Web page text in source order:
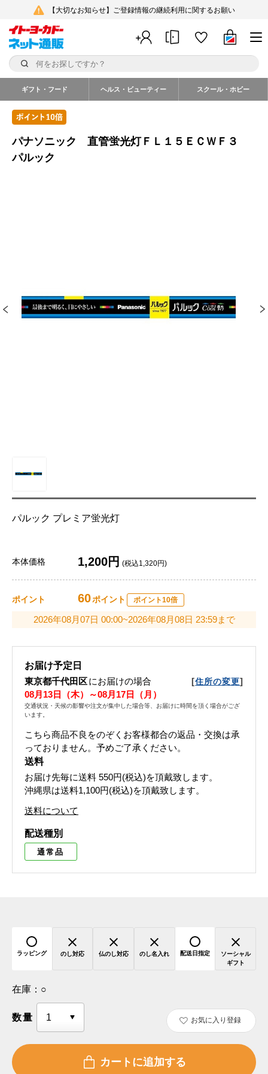
【大切なお知らせ】ご登録情報の継続利用に関するお願い
ギフト・フード ヘルス・ビューティー スクール・ホビー
パナソニック 直管蛍光灯ＦＬ１５ＥＣＷＦ３
パルック
パルック プレミア蛍光灯
本体価格 1,200円 (税込1,320円)
ポイント 60ポイント ポイント10倍
2026年08月07日 00:00~2026年08月08日 23:59まで
お届け予定日
東京都千代田区にお届けの場合 [住所の変更]
08月13日（木）～08月17日（月）
交通状況・天候の影響や注文が集中した場合等、お届けに時間を頂く場合がござ
います。
こちら商品不良をのぞくお客様都合の返品・交換は承
っておりません。予めご了承ください。
送料
お届け先毎に送料 550円(税込)を頂戴致します。
沖縄県は送料1,100円(税込)を頂戴致します。
送料について
配送種別
通常品
ラッピング のし対応 仏のし対応 のし名入れ 配送日指定
ソーシャル
ギフト
在庫： ○
数量 お気に入り登録